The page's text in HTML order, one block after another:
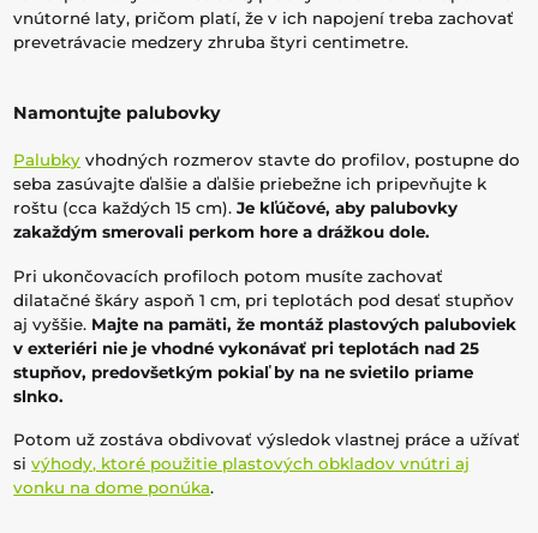
vnútorné laty, pričom platí, že v ich napojení treba zachovať
prevetrávacie medzery zhruba štyri centimetre.
Namontujte palubovky
Palubky vhodných rozmerov stavte do profilov, postupne do
seba zasúvajte ďalšie a ďalšie priebežne ich pripevňujte k
roštu (cca každých 15 cm).Je kľúčové, aby palubovky
zakaždým smerovali perkom hore a drážkou dole.
Pri ukončovacích profiloch potom musíte zachovať
dilatačné škáry aspoň 1 cm, pri teplotách pod desať stupňov
aj vyššie. Majte na pamäti, že montáž plastových paluboviek
v exteriéri nie je vhodné vykonávať pri teplotách nad 25
stupňov, predovšetkým pokiaľ by na ne svietilo priame
slnko.
Potom už zostáva obdivovať výsledok vlastnej práce a užívať
sivýhody, ktoré použitie plastových obkladov vnútri aj
vonku na dome ponúka.